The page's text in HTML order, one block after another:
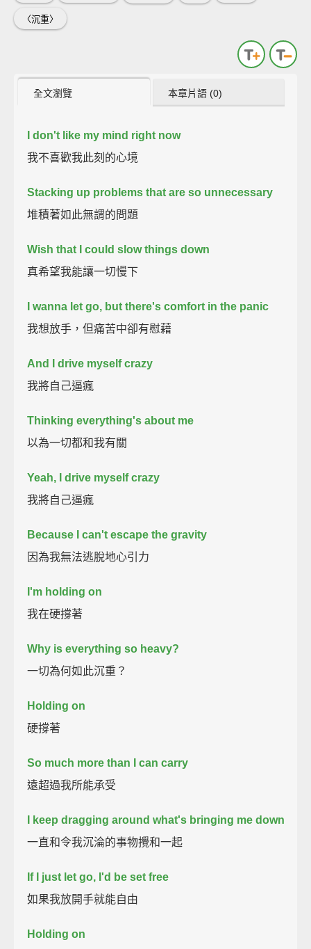
〈沉重〉
全文瀏覽 本章片語 (0)
I don't like my mind right now
我不喜歡我此刻的心境
Stacking up problems that are so unnecessary
堆積著如此無謂的問題
Wish that I could slow things down
真希望我能讓一切慢下
I wanna let go, but there's comfort in the panic
我想放手，但痛苦中卻有慰藉
And I drive myself crazy
我將自己逼瘋
Thinking everything's about me
以為一切都和我有關
Yeah, I drive myself crazy
我將自己逼瘋
Because I can't escape the gravity
因為我無法逃脫地心引力
I'm holding on
我在硬撐著
Why is everything so heavy?
一切為何如此沉重？
Holding on
硬撐著
So much more than I can carry
遠超過我所能承受
I keep dragging around what's bringing me down
一直和令我沉淪的事物攪和一起
If I just let go, I'd be set free
如果我放開手就能自由
Holding on